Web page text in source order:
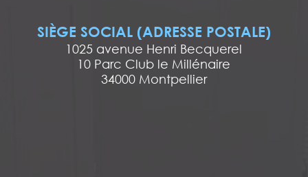
SIÈGE SOCIAL (ADRESSE POSTALE)
1025 avenue Henri Becquerel
10 Parc Club le Millénaire
34000 Montpellier